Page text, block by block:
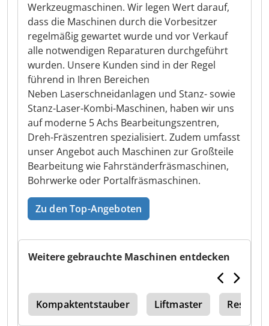
Werkzeugmaschinen. Wir legen Wert darauf,
dass die Maschinen durch die Vorbesitzer
regelmäßig gewartet wurde und vor Verkauf
alle notwendigen Reparaturen durchgeführt
wurden. Unsere Kunden sind in der Regel
führend in Ihren Bereichen
Neben Laserschneidanlagen und Stanz- sowie
Stanz-Laser-Kombi-Maschinen, haben wir uns
auf moderne 5 Achs Bearbeitungszentren,
Dreh-Fräszentren spezialisiert. Zudem umfasst
unser Angebot auch Maschinen zur Großteile
Bearbeitung wie Fahrständerfräsmaschinen,
Bohrwerke oder Portalfräsmaschinen.
Zu den Top-Angeboten
Weitere gebrauchte Maschinen entdecken
Kompaktentstauber Liftmaster